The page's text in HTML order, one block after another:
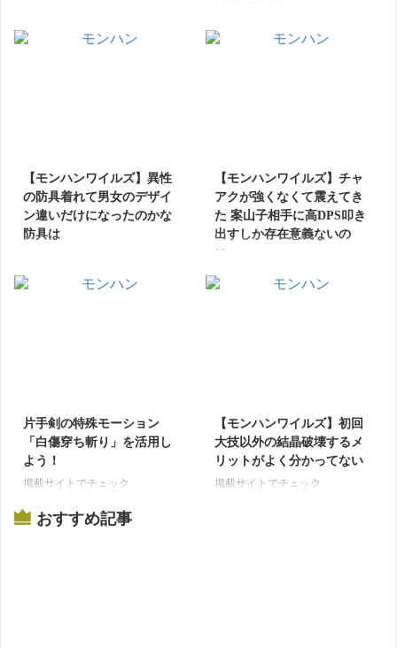
【モンハンワイルズ】異性
の防具着れて男女のデザイ
ン違いだけになったのかな
防具は
【モンハンワイルズ】チャ
アクが強くなくて震えてき
た 案山子相手に高DPS叩き
出すしか存在意義ないの
に…
掲載サイトでチェック
片手剣の特殊モーション
「白傷穿ち斬り」を活用し
よう！
掲載サイトでチェック
【モンハンワイルズ】初回
大技以外の結晶破壊するメ
リットがよく分かってない
掲載サイトでチェック
おすすめ記事